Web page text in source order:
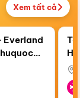
Xem tất cả
nổi bật
Everland